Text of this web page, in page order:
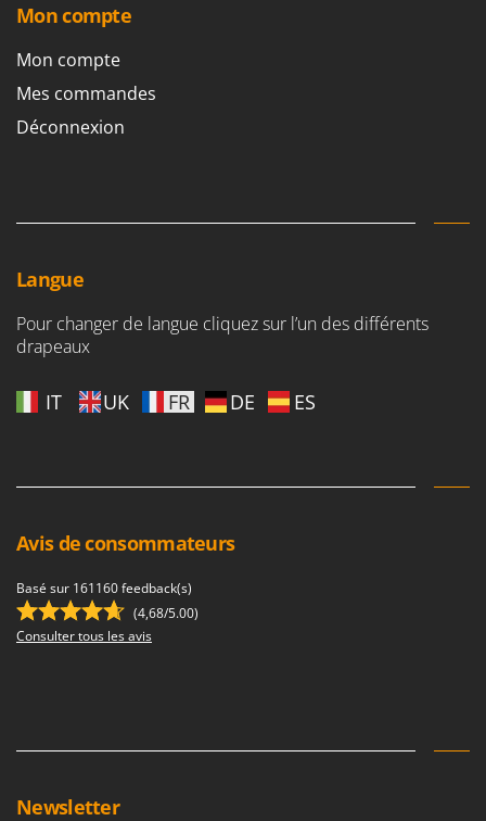
Mon compte
Mon compte
Mes commandes
Déconnexion
Langue
Pour changer de langue cliquez sur l’un des différents
drapeaux
IT UK FR DE ES
Avis de consommateurs
Basé sur 161160 feedback(s)
(4,68/5.00)
Consulter tous les avis
Newsletter